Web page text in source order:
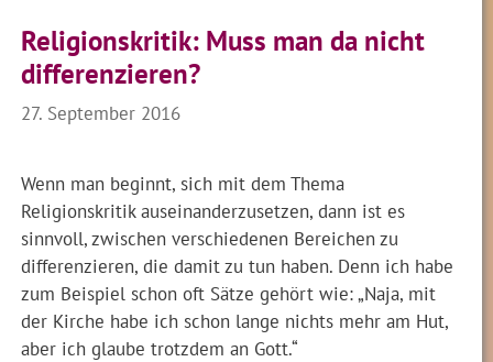
Religionskritik: Muss man da nicht
differenzieren?
27. September 2016
Wenn man beginnt, sich mit dem Thema
Religionskritik auseinanderzusetzen, dann ist es
sinnvoll, zwischen verschiedenen Bereichen zu
differenzieren, die damit zu tun haben. Denn ich habe
zum Beispiel schon oft Sätze gehört wie: „Naja, mit
der Kirche habe ich schon lange nichts mehr am Hut,
aber ich glaube trotzdem an Gott.“